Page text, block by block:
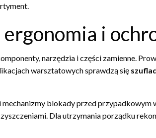
i
narzędzia i części zamienne.
warsztatowych sprawdzą się
mechanizmy blokady przed przypadkowym
Dla utrzymania porządku